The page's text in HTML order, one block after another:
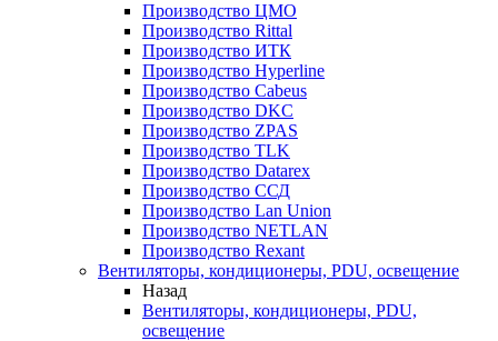
Производство ЦМО
Производство Rittal
Производство ИТК
Производство Hyperline
Производство Cabeus
Производство DKC
Производство ZPAS
Производство TLK
Производство Datarex
Производство ССД
Производство Lan Union
Производство NETLAN
Производство Rexant
Вентиляторы, кондиционеры, PDU, освещение
Назад
Вентиляторы, кондиционеры, PDU,
освещение